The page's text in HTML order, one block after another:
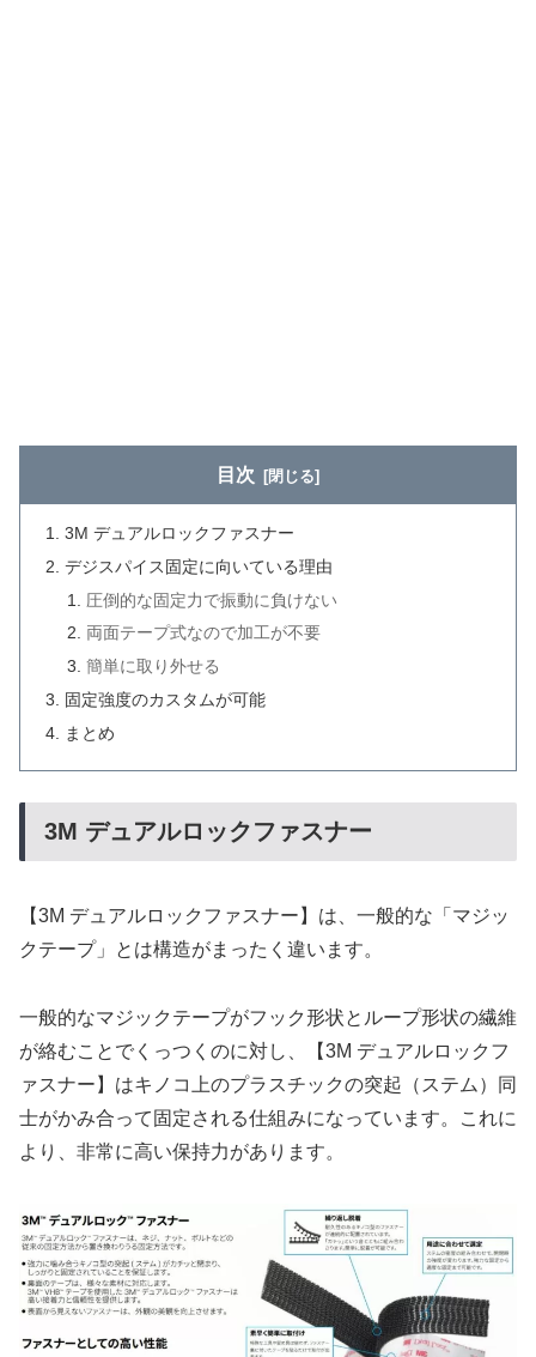
目次
3M デュアルロックファスナー
デジスパイス固定に向いている理由
圧倒的な固定力で振動に負けない
両面テープ式なので加工が不要
簡単に取り外せる
固定強度のカスタムが可能
まとめ
3M デュアルロックファスナー
【3M デュアルロックファスナー】は、一般的な「マジッ
クテープ」とは構造がまったく違います。
一般的なマジックテープがフック形状とループ形状の繊維
が絡むことでくっつくのに対し、【3M デュアルロックフ
ァスナー】はキノコ上のプラスチックの突起（ステム）同
士がかみ合って固定される仕組みになっています。これに
より、非常に高い保持力があります。